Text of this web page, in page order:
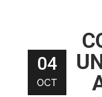
04
OCT